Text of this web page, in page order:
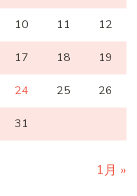
10 11 12
17 18 19
24 25 26
31
1月 »